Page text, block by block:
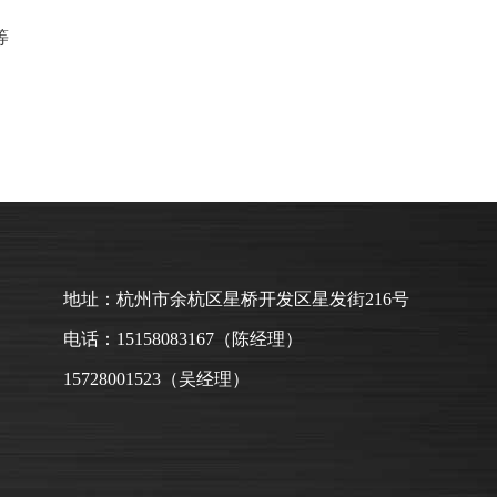
地址：杭州市余杭区星桥开发区星发街216号
电话：15158083167（陈经理）
15728001523（吴经理）